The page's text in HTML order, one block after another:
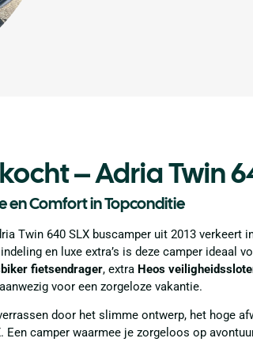
– Adria Twin
en Comfort in Topconditie
Twin 640 SLX buscamper uit 2013
en luxe extra’s is deze camper ideaal
fietsendrager, extra Heos
voor een zorgeloze vakantie.
door het slimme ontwerp, het hoge
Een camper waarmee je zorgeloos op